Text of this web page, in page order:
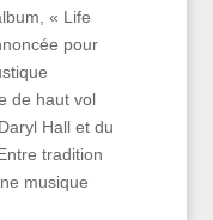
« Life
pour
de haut vol
Hall et du
tradition
musique